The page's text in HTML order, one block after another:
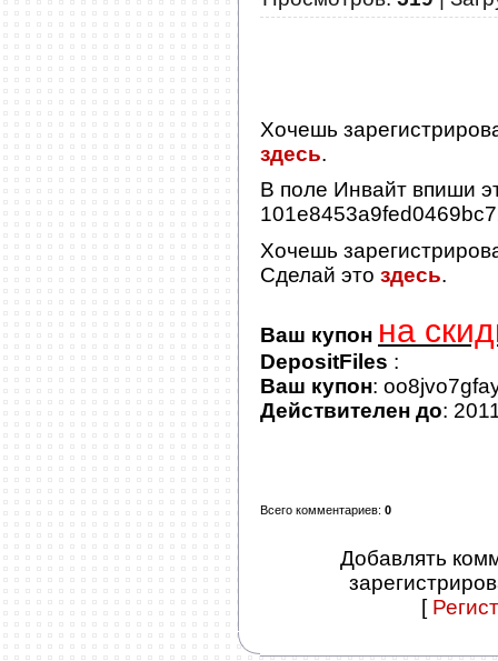
Хочешь
здесь.
В поле Инвайт впиши
Хочешь
Сделай это здесь.
Ваш купон на
DepositFiles :
Ваш купон:
Действителен до:
Всего комментариев: 0
Добавлять
[